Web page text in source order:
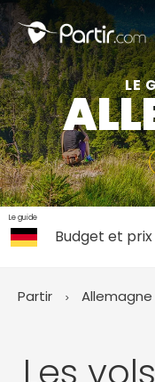
LE
Le guide
Budget et prix
Partir Allemagne
📍 Destinations
☀️ Où partir par mois
Juillet
Août